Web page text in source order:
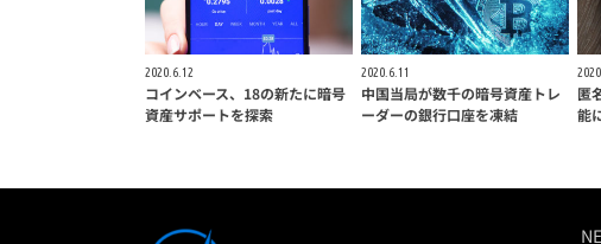
2020.6.12
コインベース、18の新たに暗号
資産サポートを探索
2020.6.11
中国当局が数千の暗号資産トレ
ーダーの銀行口座を凍結
匿
能